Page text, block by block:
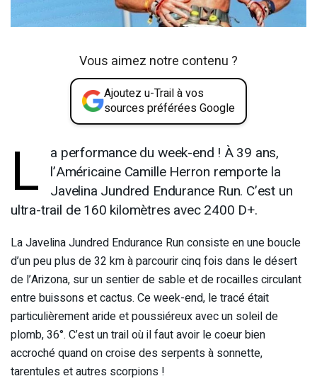
Vous aimez notre contenu ?
Ajoutez u-Trail à vos
sources préférées Google
L
a performance du week-end ! À 39 ans,
l’Américaine Camille Herron remporte la
Javelina Jundred Endurance Run. C’est un
ultra-trail de 160 kilomètres avec 2400 D+.
La Javelina Jundred Endurance Run consiste en une boucle
d’un peu plus de 32 km à parcourir cinq fois dans le désert
de l’Arizona, sur un sentier de sable et de rocailles circulant
entre buissons et cactus. Ce week-end, le tracé était
particulièrement aride et poussiéreux avec un soleil de
plomb, 36°. C’est un trail où il faut avoir le coeur bien
accroché quand on croise des serpents à sonnette,
tarentules et autres scorpions !